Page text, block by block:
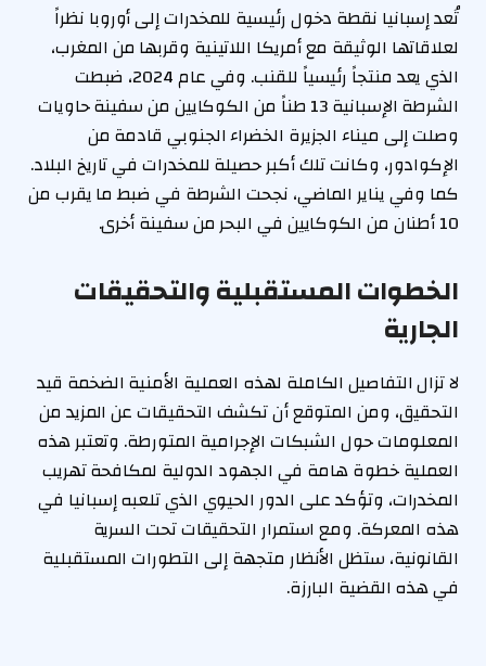
تُعد إسبانيا نقطة دخول رئيسية للمخدرات إلى أوروبا نظراً
لعلاقاتها الوثيقة مع أمريكا اللاتينية وقربها من المغرب،
الذي يعد منتجاً رئيسياً للقنب. وفي عام 2024، ضبطت
الشرطة الإسبانية 13 طناً من الكوكايين من سفينة حاويات
وصلت إلى ميناء الجزيرة الخضراء الجنوبي قادمة من
الإكوادور، وكانت تلك أكبر حصيلة للمخدرات في تاريخ البلاد.
كما وفي يناير الماضي، نجحت الشرطة في ضبط ما يقرب من
10 أطنان من الكوكايين في البحر من سفينة أخرى.
الخطوات المستقبلية والتحقيقات
الجارية
لا تزال التفاصيل الكاملة لهذه العملية الأمنية الضخمة قيد
التحقيق، ومن المتوقع أن تكشف التحقيقات عن المزيد من
المعلومات حول الشبكات الإجرامية المتورطة. وتعتبر هذه
العملية خطوة هامة في الجهود الدولية لمكافحة تهريب
المخدرات، وتؤكد على الدور الحيوي الذي تلعبه إسبانيا في
هذه المعركة. ومع استمرار التحقيقات تحت السرية
القانونية، ستظل الأنظار متجهة إلى التطورات المستقبلية
في هذه القضية البارزة.